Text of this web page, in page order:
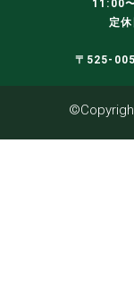
11:00
定
〒525-